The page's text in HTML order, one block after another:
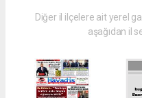
Diğer il ilçelere ait yerel
aşağıdan il